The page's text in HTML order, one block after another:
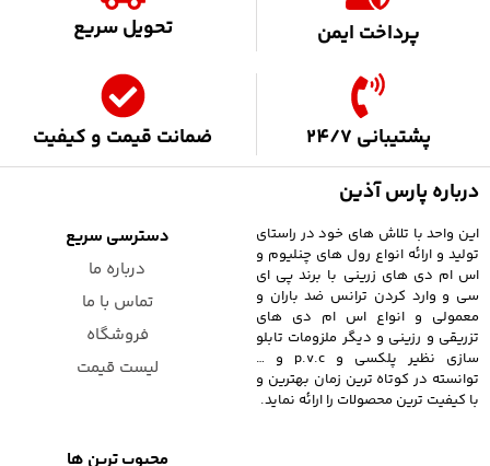
پرداخت ایمن تحویل سریع
پشتیبانی 24/7
ضمانت قیمت و کیفیت
درباره پارس آذین
این واحد با تلاش های خود در راستای
تولید و ارائه انواع رول های چنلیوم و
اس ام دی های زرینی با برند پی ای
سی و وارد کردن ترانس ضد باران و
معمولی و انواع اس ام دی های
تزریقی و رزینی و دیگر ملزومات تابلو
سازی نظیر پلکسی و p.v.c و …
توانسته در کوتاه ترین زمان بهترین و
با کیفیت ترین محصولات را ارائه نماید.
دسترسی سریع
درباره ما
تماس با ما
فروشگاه
لیست قیمت
محبوب ترین ها